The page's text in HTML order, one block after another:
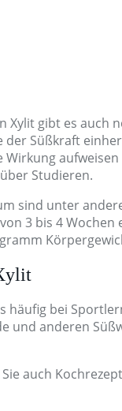
Xylit gibt es auch
Süßkraft
Studieren.
sind unter
3 bis 4
häufig bei
und anderen
auch